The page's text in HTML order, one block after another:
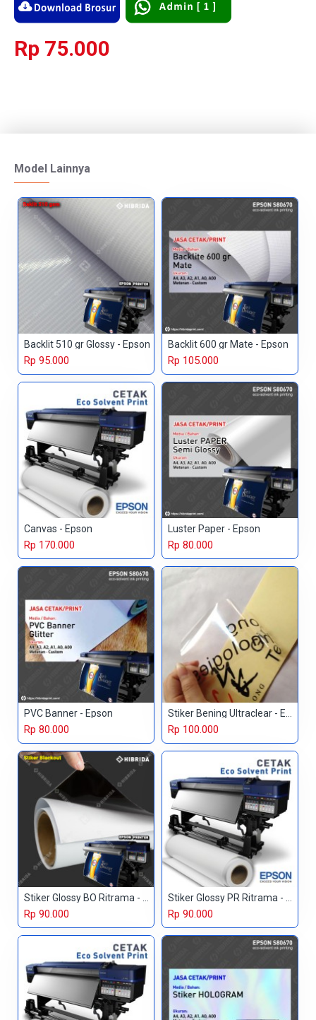
Rp 75.000
Model Lainnya
Backlit 510 gr Glossy - Epson
Rp 95.000
Backlit 600 gr Mate - Epson
Rp 105.000
Canvas - Epson
Rp 170.000
Luster Paper - Epson
Rp 80.000
PVC Banner - Epson
Rp 80.000
Stiker Bening Ultraclear - Epson
Rp 100.000
Rp 90.000 Rp 90.000